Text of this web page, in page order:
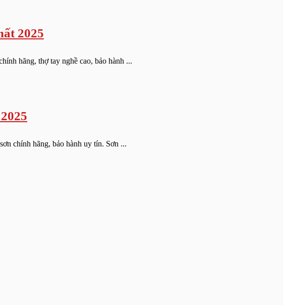
2025
hãng, thợ tay nghề cao, bảo hành ...
chính hãng, bảo hành uy tín. Sơn ...